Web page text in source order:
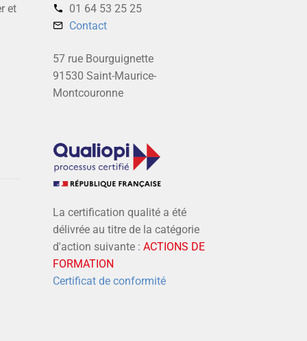
et
01 64 53 25 25‬
Contact
57 rue Bourguignette
91530 Saint-Maurice-
Montcouronne
La certification qualité a été
délivrée au titre de la catégorie
d'action suivante : ACTIONS DE
FORMATION
Certificat de conformité